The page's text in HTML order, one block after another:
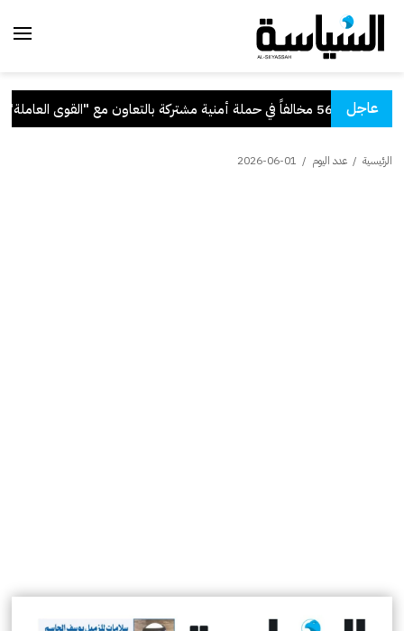
عاجل
مشتركة بالتعاون مع "القوى العاملة"
الرئيسية / عدد اليوم /
2026-06-01